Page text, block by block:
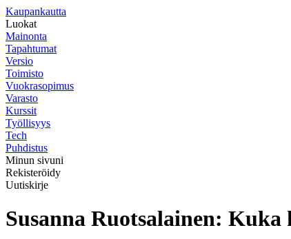
Kaupankautta
Luokat
Mainonta
Tapahtumat
Versio
Toimisto
Vuokrasopimus
Varasto
Kurssit
Työllisyys
Tech
Puhdistus
Minun sivuni
Rekisteröidy
Uutiskirje
Susanna Ruotsalainen: Kuka